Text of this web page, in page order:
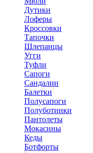
Дутики
Лоферы
Кроссовки
Тапочки
Шлепанцы
Угги
Туфли
Сапоги
Сандалии
Балетки
Полусапоги
Полуботинки
Пантолеты
Мокасины
Кеды
Ботфорты